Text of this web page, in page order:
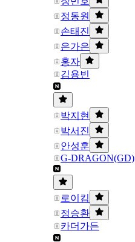
정동원
손태진
은가은
홍자
김용빈
박지현
박서진
안성훈
G-DRAGON(GD)
로이킴
정승환
카더가든